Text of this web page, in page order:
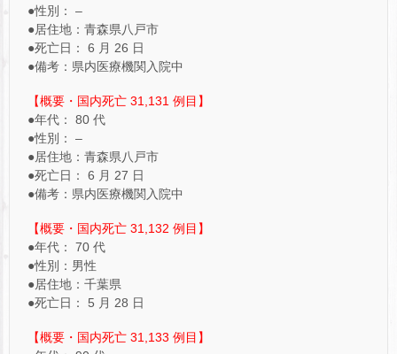
●性別： –
●居住地：青森県八戸市
●死亡日： 6 月 26 日
●備考：県内医療機関入院中
【概要・国内死亡 31,131 例目】
●年代： 80 代
●性別： –
●居住地：青森県八戸市
●死亡日： 6 月 27 日
●備考：県内医療機関入院中
【概要・国内死亡 31,132 例目】
●年代： 70 代
●性別：男性
●居住地：千葉県
●死亡日： 5 月 28 日
【概要・国内死亡 31,133 例目】